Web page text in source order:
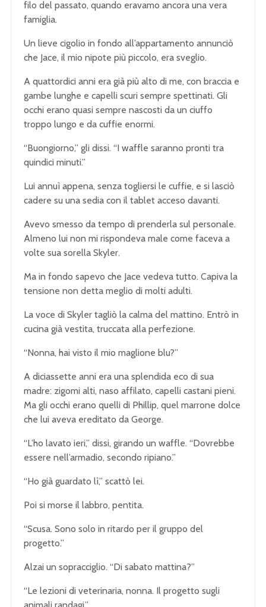
filo del passato, quando eravamo ancora una vera
famiglia.
Un lieve cigolio in fondo all’appartamento annunciò
che Jace, il mio nipote più piccolo, era sveglio.
A quattordici anni era già più alto di me, con braccia e
gambe lunghe e capelli scuri sempre spettinati. Gli
occhi erano quasi sempre nascosti da un ciuffo
troppo lungo e da cuffie enormi.
“Buongiorno,” gli dissi. “I waffle saranno pronti tra
quindici minuti.”
Lui annuì appena, senza togliersi le cuffie, e si lasciò
cadere su una sedia con il tablet acceso davanti.
Avevo smesso da tempo di prenderla sul personale.
Almeno lui non mi rispondeva male come faceva a
volte sua sorella Skyler.
Ma in fondo sapevo che Jace vedeva tutto. Capiva la
tensione non detta meglio di molti adulti.
La voce di Skyler tagliò la calma del mattino. Entrò in
cucina già vestita, truccata alla perfezione.
“Nonna, hai visto il mio maglione blu?”
A diciassette anni era una splendida eco di sua
madre: zigomi alti, naso affilato, capelli castani pieni.
Ma gli occhi erano quelli di Phillip, quel marrone dolce
che lui aveva ereditato da George.
“L’ho lavato ieri,” dissi, girando un waffle. “Dovrebbe
essere nell’armadio, secondo ripiano.”
“Ho già guardato lì,” scattò lei.
Poi si morse il labbro, pentita.
“Scusa. Sono solo in ritardo per il gruppo del
progetto.”
Alzai un sopracciglio. “Di sabato mattina?”
“Le lezioni di veterinaria, nonna. Il progetto sugli